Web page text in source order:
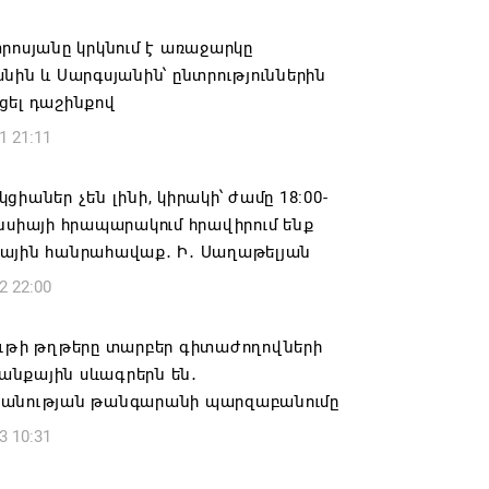
ի աջակցություն Ամենայն
և սրբազանների. Աննա
17:04
Գրիգորյանը վերանշանակվել է
հետախուզության ծառայության պետի
14:21
ներկայիս իշխանությունը ձախողում
ներսում ազգային համերաշխության
թե՛ արտաքին ճակատում հայ
շահերի պաշտպանության գործը
կրկնում է առաջարկը
և Սարգսյանին՝ ընտրություններին
դաշինքով
21:11
չեն լինի, կիրակի՝ ժամը 18։00-
հրապարակում հրավիրում ենք
հանրահավաք․ Ի․ Սաղաթելյան
22:00
թղթերը տարբեր գիտաժողովների
սևագրերն են․
թանգարանի պարզաբանումը
10:31